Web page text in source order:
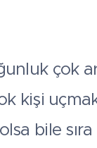
çok
kişi
bile